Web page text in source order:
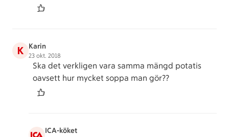
K Karin
23 okt. 2018
Ska det verkligen vara samma mängd potatis
oavsett hur mycket soppa man gör??
ICA-köket